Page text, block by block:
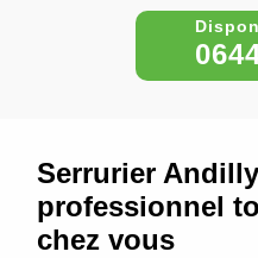
Serrurier
professionnel
chez vous